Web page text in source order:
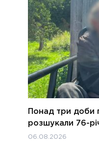
Понад три доби
розшукали 76-
06.08.2026